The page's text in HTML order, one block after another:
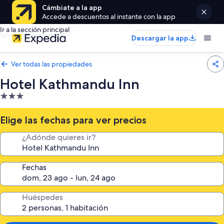
Cámbiate a la app
Accede a descuentos al instante con la app
Ir a la sección principal
Descargar la app
Ver todas las propiedades
Hotel Kathmandu Inn
Propiedad
de
3.0
estrellas
Elige las fechas para ver precios
¿Adónde quieres ir?
Fechas
Huéspedes